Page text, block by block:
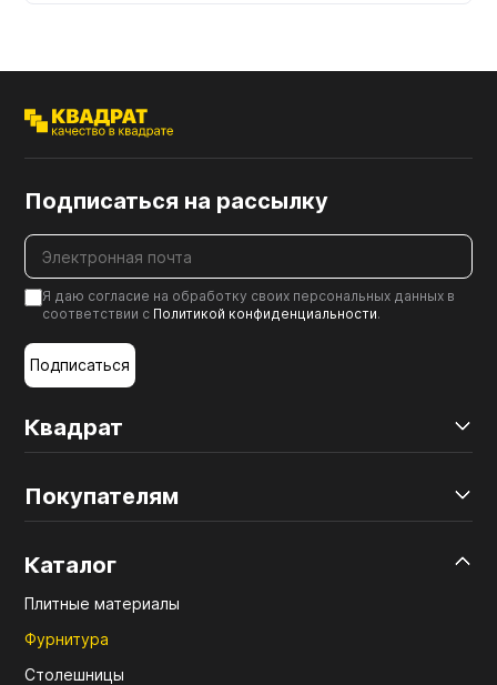
Квадрат
Покупателям
Каталог
Плитные материалы
Фурнитура
Столешницы
Подписаться на рассылку
Я даю согласие на обработку своих персональных данных в
соответствии с Политикой конфиденциальности.
Подписаться